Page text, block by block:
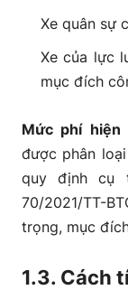
Xe quân sự
Xe của lực
mục đích
Mức phí hiện
được phân
quy định cụ
70/2021/TT-
trọng, mục
1.3. Cách